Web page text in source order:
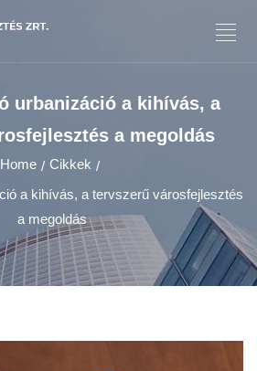
urbanizáció a kihívás, a
a megoldás
Home / Cikkek /
a kihívás, a tervszerű városfejlesztés
a megoldás